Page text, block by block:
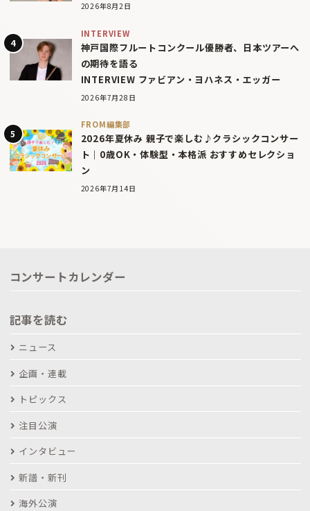
2026年8月2日
INTERVIEW
神戸国際フルートコンクール優勝者、日本ツアーへ
の期待を語る
INTERVIEW ファビアン・ヨハネス・エッガー
2026年7月28日
FROM編集部
2026年夏休み 親子で楽しむ♪クラシックコンサー
ト｜0歳OK・体験型・本格派 おすすめセレクショ
ン
2026年7月14日
コンサートカレンダー
記事を読む
ニュース
企画・連載
トピックス
注目公演
インタビュー
新譜・新刊
海外公演